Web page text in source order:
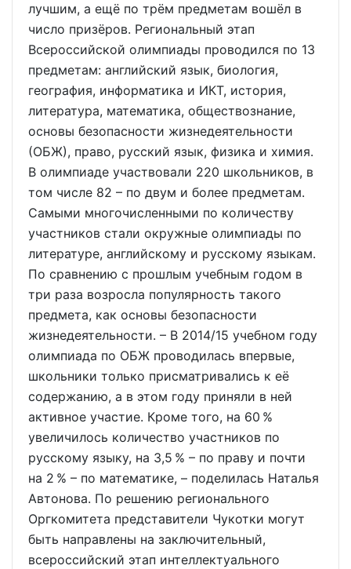
лучшим, а ещё по трём предметам вошёл в
число призёров. Региональный этап
Всероссийской олимпиады проводился по 13
предметам: английский язык, биология,
география, информатика и ИКТ, история,
литература, математика, обществознание,
основы безопасности жизнедеятельности
(ОБЖ), право, русский язык, физика и химия.
В олимпиаде участвовали 220 школьников, в
том числе 82 – по двум и более предметам.
Самыми многочисленными по количеству
участников стали окружные олимпиады по
литературе, английскому и русскому языкам.
По сравнению с прошлым учебным годом в
три раза возросла популярность такого
предмета, как основы безопасности
жизнедеятельности. – В 2014/15 учебном году
олимпиада по ОБЖ проводилась впервые,
школьники только присматривались к её
содержанию, а в этом году приняли в ней
активное участие. Кроме того, на 60 %
увеличилось количество участников по
русскому языку, на 3,5 % – по праву и почти
на 2 % – по математике, – поделилась Наталья
Автонова. По решению регионального
Оргкомитета представители Чукотки могут
быть направлены на заключительный,
всероссийский этап интеллектуального